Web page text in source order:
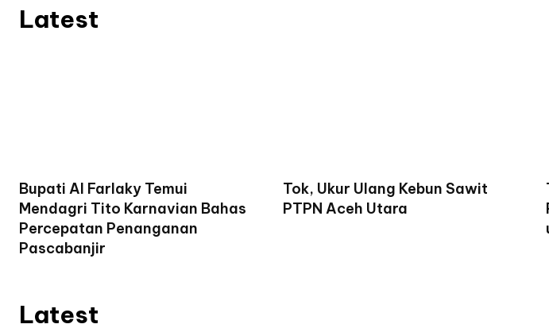
Latest
Bupati Al Farlaky Temui
Mendagri Tito Karnavian Bahas
Percepatan Penanganan
Pascabanjir
Tok, Ukur Ulang Kebun Sawit
PTPN Aceh Utara
Latest